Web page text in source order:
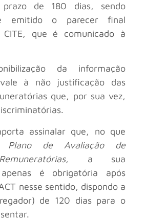
prazo de 180 dias, sendo
emitido o parecer final
que é comunicado à
da informação
à não justificação das
que, por sua vez,
assinalar que, no que
Plano de Avaliação de
a sua
apenas é obrigatória após
nesse sentido, dispondo a
de 120 dias para o